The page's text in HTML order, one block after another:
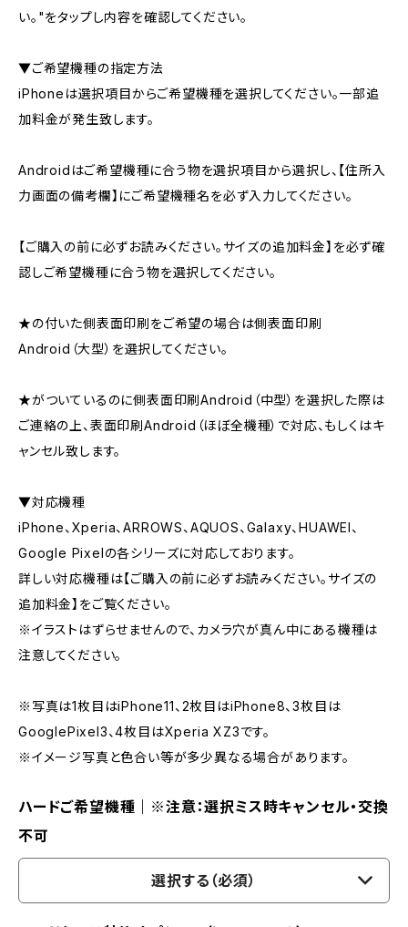
い。"をタップし内容を確認してください。
▼ご希望機種の指定方法
iPhoneは選択項目からご希望機種を選択してください。一部追
加料金が発生致します。
Androidはご希望機種に合う物を選択項目から選択し、【住所入
力画面の備考欄】にご希望機種名を必ず入力してください。
【ご購入の前に必ずお読みください。サイズの追加料金】を必ず確
認しご希望機種に合う物を選択してください。
★の付いた側表面印刷をご希望の場合は側表面印刷
Android（大型）を選択してください。
★がついているのに側表面印刷Android（中型）を選択した際は
ご連絡の上、表面印刷Android（ほぼ全機種）で対応、もしくはキ
ャンセル致します。
▼対応機種
iPhone、Xperia、ARROWS、AQUOS、Galaxy、HUAWEI、
Google Pixelの各シリーズに対応しております。
詳しい対応機種は【ご購入の前に必ずお読みください。サイズの
追加料金】をご覧ください。
※イラストはずらせませんので、カメラ穴が真ん中にある機種は
注意してください。
※写真は1枚目はiPhone11、2枚目はiPhone8、3枚目は
GooglePixel3、4枚目はXperia XZ3です。
※イメージ写真と色合い等が多少異なる場合があります。
ハードご希望機種｜※注意：選択ミス時キャンセル・交換
不可
選択する（必須）